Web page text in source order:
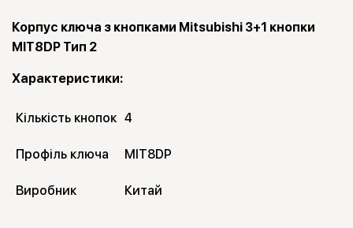
Корпус ключа з кнопками Mitsubishi 3+1 кнопки
MIT8DP Тип 2
Характеристики:
Кількість кнопок 4
Профіль ключа MIT8DP
Виробник Китай